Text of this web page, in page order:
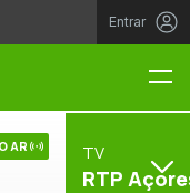
Entrar
AR TV
RTP